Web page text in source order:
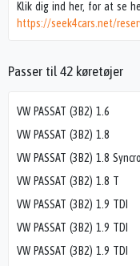
Klik dig ind her, for at se
https://seek4cars.net/
Passer til 42 køretøjer
VW PASSAT (3B2) 1.6
VW PASSAT (3B2) 1.8
VW PASSAT (3B2) 1.8
VW PASSAT (3B2) 1.8 T
VW PASSAT (3B2) 1.9 TDI
VW PASSAT (3B2) 1.9 TDI
VW PASSAT (3B2) 1.9 TDI